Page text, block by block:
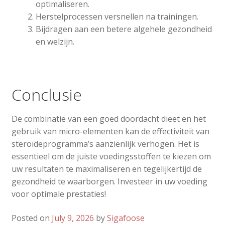
optimaliseren.
Herstelprocessen versnellen na trainingen.
Bijdragen aan een betere algehele gezondheid
en welzijn.
Conclusie
De combinatie van een goed doordacht dieet en het
gebruik van micro-elementen kan de effectiviteit van
steroïdeprogramma’s aanzienlijk verhogen. Het is
essentieel om de juiste voedingsstoffen te kiezen om
uw resultaten te maximaliseren en tegelijkertijd de
gezondheid te waarborgen. Investeer in uw voeding
voor optimale prestaties!
Posted on July 9, 2026 bySigafoose